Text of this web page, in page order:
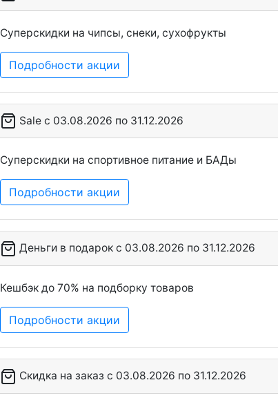
Суперскидки на чипсы, снеки, сухофрукты
Подробности акции
Sale c 03.08.2026 по 31.12.2026
Суперскидки на спортивное питание и БАДы
Подробности акции
Деньги в подарок c 03.08.2026 по 31.12.2026
Кешбэк до 70% на подборку товаров
Подробности акции
Скидка на заказ c 03.08.2026 по 31.12.2026